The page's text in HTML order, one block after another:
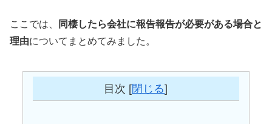
ここでは、
同棲したら会社に報告報告が必要がある場合と
理由についてまとめてみました。
目次 [閉じる]